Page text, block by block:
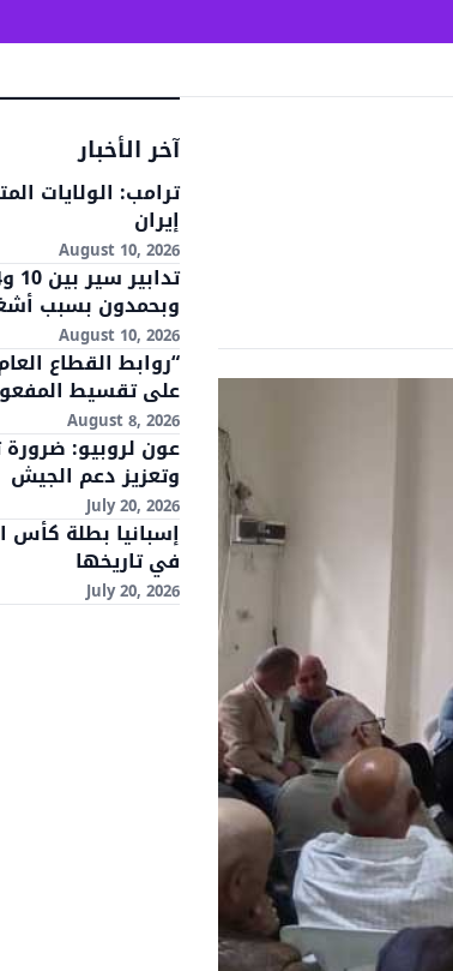
آخر الأخبار
ترامب: الولايات
إيران
August 10, 2026
وبحمدون بسبب
August 10, 2026
“روابط القطاع
على تقسيط
August 8, 2026
عون لروبيو: ضرورة
وتعزيز دعم الجيش
July 20, 2026
في تاريخها
July 20, 2026